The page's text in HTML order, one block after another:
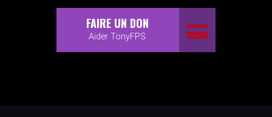
FAIRE UN DON
Aider TonyFPS